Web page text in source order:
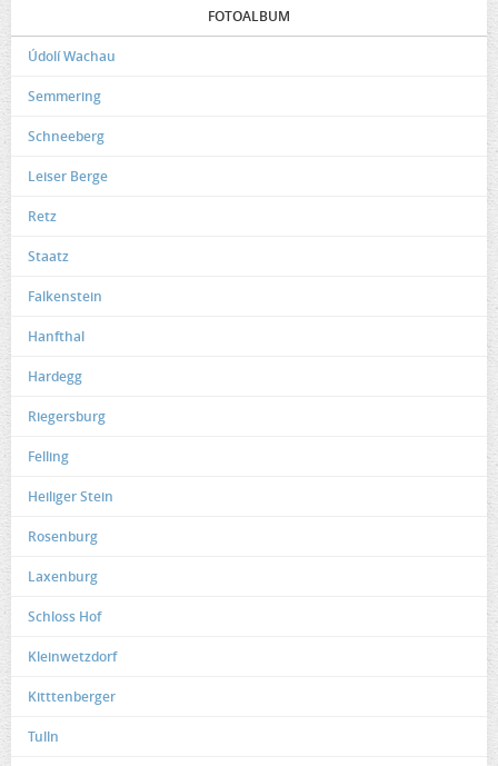
FOTOALBUM
Údolí Wachau
Semmering
Schneeberg
Leiser Berge
Retz
Staatz
Falkenstein
Hanfthal
Hardegg
Riegersburg
Felling
Heiliger Stein
Rosenburg
Laxenburg
Schloss Hof
Kleinwetzdorf
Kitttenberger
Tulln